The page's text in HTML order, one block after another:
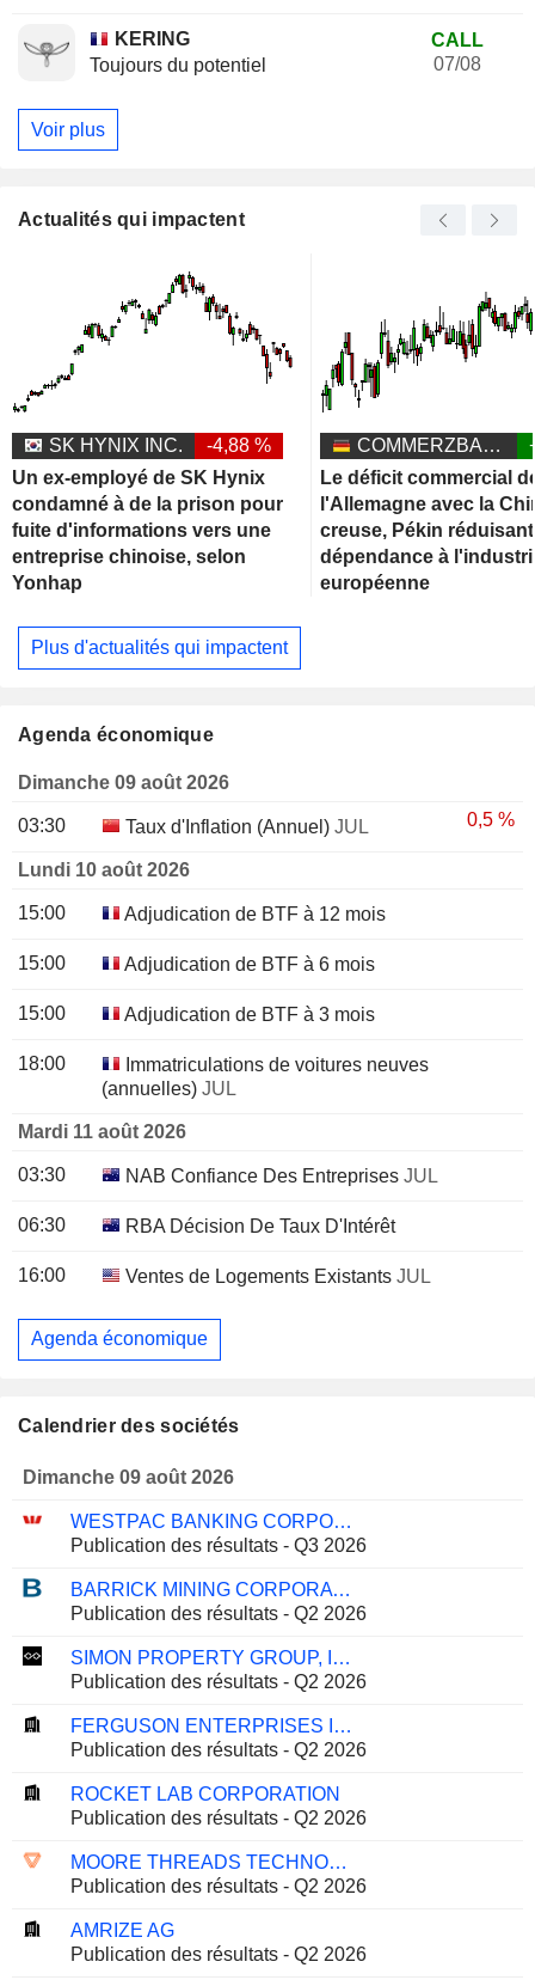
KERING
Toujours du potentiel
CALL
07/08
Voir plus
Actualités qui impactent
SK HYNIX INC.
-4,88 %
Un ex-employé de SK Hynix
condamné à de la prison pour
fuite d'informations vers une
entreprise chinoise, selon
Yonhap
COMMERZBANK AG
Le déficit commercial
l'Allemagne avec la
creuse, Pékin
dépendance à
européenne
Plus d'actualités qui impactent
Agenda économique
Dimanche 09 août 2026
03:30 Taux d'Inflation (Annuel) JUL 0,5 %
Lundi 10 août 2026
15:00 Adjudication de BTF à 12 mois
15:00 Adjudication de BTF à 6 mois
15:00 Adjudication de BTF à 3 mois
18:00
Immatriculations de voitures neuves
(annuelles) JUL
Mardi 11 août 2026
03:30 NAB Confiance Des Entreprises JUL
06:30 RBA Décision De Taux D'Intérêt
16:00 Ventes de Logements Existants JUL
Agenda économique
Calendrier des sociétés
Dimanche 09 août 2026
WESTPAC BANKING CORPORATION
Publication des résultats - Q3 2026
BARRICK MINING CORPORATION
Publication des résultats - Q2 2026
SIMON PROPERTY GROUP, INC.
Publication des résultats - Q2 2026
FERGUSON ENTERPRISES INC.
Publication des résultats - Q2 2026
ROCKET LAB CORPORATION
Publication des résultats - Q2 2026
MOORE THREADS TECHNOLOGY CO., LTD.
Publication des résultats - Q2 2026
AMRIZE AG
Publication des résultats - Q2 2026